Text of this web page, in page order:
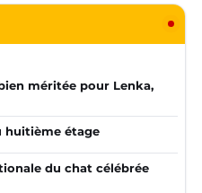
méritée pour Lenka,
huitième étage
du chat célébrée